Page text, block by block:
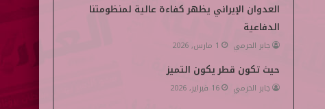
العدوان الإيراني يظهر كفاءة عالية لمنظومتنا
الدفاعية
جابر الحرمي 1 مارس, 2026
حيث تكون قطر يكون التميز
جابر الحرمي 16 فبراير, 2026